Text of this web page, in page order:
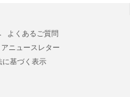
よくあるご質問
アニュースレター
に基づく表示